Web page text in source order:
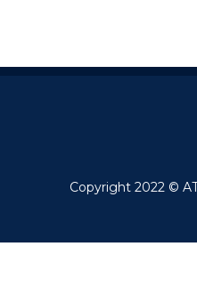
Copyright 2022 ©